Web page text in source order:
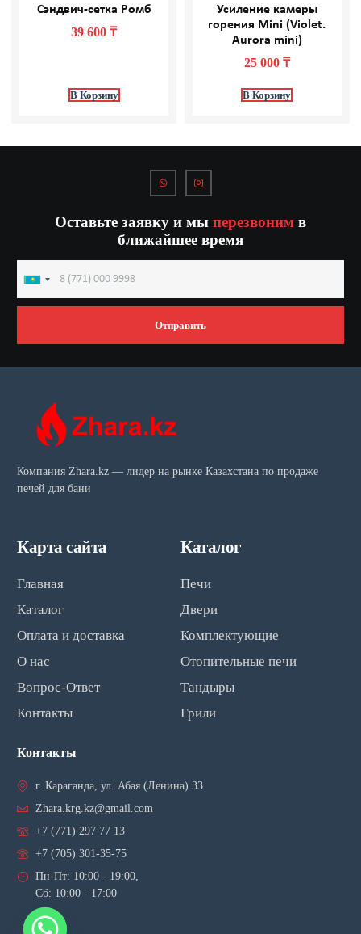
Сэндвич-сетка Ромб
39 600₸
В Корзину
Усиление камеры
горения Mini (Violet.
Aurora mini)
25 000 ₸
В Корзину
Оставьте заявку и мы перезвоним в
ближайшее время
Kazakhstan
+7
Отправить
Компания Zhara.kz — лидер на рынке Казахстана по продаже
печей для бани
Карта сайта
Главная
Каталог
Оплата и доставка
О нас
Вопрос-Ответ
Контакты
Каталог
Печи
Двери
Комплектующие
Отопительные печи
Тандыры
Грили
Контакты
г. Караганда, ул. Абая (Ленина) 33
Zhara.krg.kz@gmail.com
+7 (771) 297 77 13
+7 (705) 301-35-75
Пн-Пт: 10:00 - 19:00,
Сб: 10:00 - 17:00